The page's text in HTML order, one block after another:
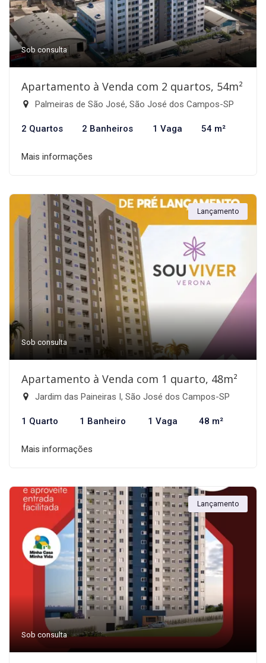
Sob consulta
Apartamento à Venda com 2 quartos, 54m²
Palmeiras de São José, São José dos Campos-SP
2 Quartos 2 Banheiros 1 Vaga 54 m²
Mais informações
Lançamento
Sob consulta
Apartamento à Venda com 1 quarto, 48m²
Jardim das Paineiras I, São José dos Campos-SP
1 Quarto 1 Banheiro 1 Vaga 48 m²
Mais informações
Lançamento
Sob consulta